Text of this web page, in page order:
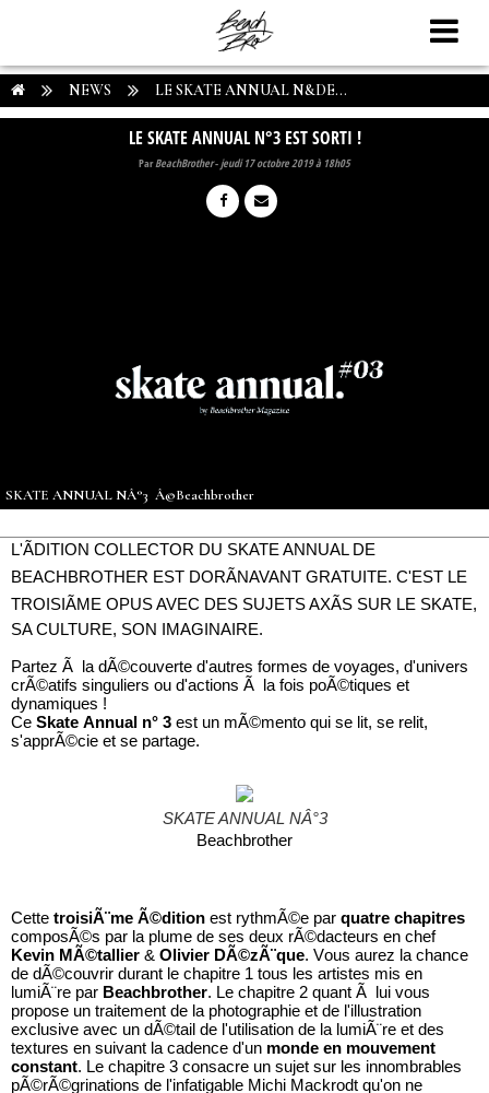
NEWS LE SKATE ANNUAL N&DE...
LE SKATE ANNUAL N°3 EST SORTI !
ParBeachBrother-jeudi 17 octobre 2019 à 18h05
SKATE ANNUAL NÂ°3 Â©Beachbrother
L'ÃDITION COLLECTOR DU SKATE ANNUAL DE
BEACHBROTHER EST DORÃNAVANT GRATUITE. C'EST LE
TROISIÃME OPUS AVEC DES SUJETS AXÃS SUR LE SKATE,
SA CULTURE, SON IMAGINAIRE.
Partez Ã la dÃ©couverte d'autres formes de voyages, d'univers
crÃ©atifs singuliers ou d'actions Ã la fois poÃ©tiques et
dynamiques !
Ce Skate Annual n° 3 est un mÃ©mento qui se lit, se relit,
s'apprÃ©cie et se partage.
SKATE ANNUAL NÂ°3
Beachbrother
Cette troisiÃ¨me Ã©dition est rythmÃ©e par quatre chapitres
composÃ©s par la plume de ses deux rÃ©dacteurs en chef
Kevin MÃ©tallier & Olivier DÃ©zÃ¨que. Vous aurez la chance
de dÃ©couvrir durant le chapitre 1 tous les artistes mis en
lumiÃ¨re par Beachbrother. Le chapitre 2 quant Ã lui vous
propose un traitement de la photographie et de l'illustration
exclusive avec un dÃ©tail de l'utilisation de la lumiÃ¨re et des
textures en suivant la cadence d'un monde en mouvement
constant. Le chapitre 3 consacre un sujet sur les innombrables
pÃ©rÃ©grinations de l'infatigable Michi Mackrodt qu'on ne